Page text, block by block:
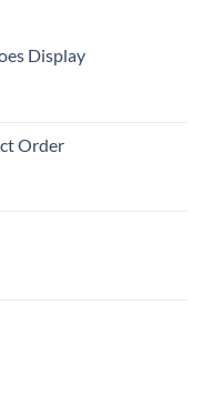
Display
Order